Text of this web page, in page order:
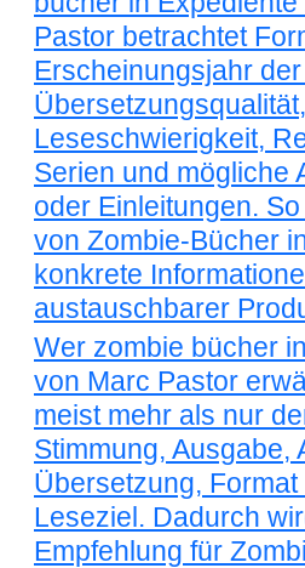
Pastor betrachtet
Erscheinungsjahr
Übersetzungsqualität,
Leseschwierigkeit,
Serien und mögliche
oder Einleitungen.
von Zombie-Bücher
konkrete
austauschbarer
Wer zombie bücher
von Marc Pastor
meist mehr als nur
Stimmung, Ausgabe,
Übersetzung,
Leseziel. Dadurch
Empfehlung für